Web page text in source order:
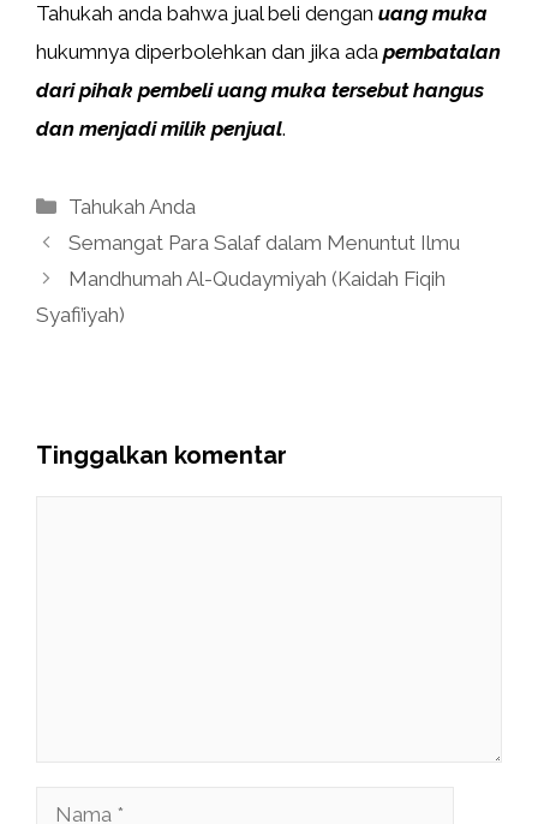
Tahukah anda bahwa jual beli dengan uang muka
hukumnya diperbolehkan dan jika ada pembatalan
dari pihak pembeli uang muka tersebut hangus
dan menjadi milik penjual.
Kategori
Tahukah Anda
Semangat Para Salaf dalam Menuntut Ilmu
Mandhumah Al-Qudaymiyah (Kaidah Fiqih
Syafi’iyah)
Tinggalkan komentar
Nama